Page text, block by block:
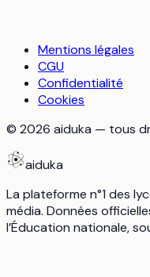
Mentions légales
CGU
Confidentialité
Cookies
© 2026 aiduka — tous
aiduka
La plateforme n°1 des
média. Données
l’Éducation nationale,